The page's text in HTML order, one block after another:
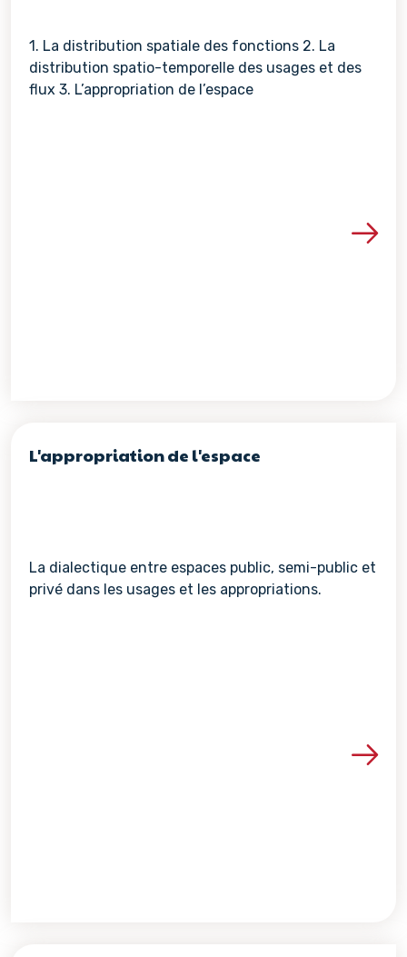
1. La distribution spatiale des fonctions 2. La
distribution spatio-temporelle des usages et des
flux 3. L’appropriation de l’espace
Voir les détails de la
L'appropriation de l'espace
La dialectique entre espaces public, semi-public et
privé dans les usages et les appropriations.
Voir les détails de la